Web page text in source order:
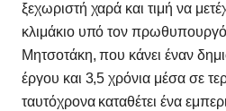
ξεχωριστή χαρά και τιμή να
κλιμάκιο υπό τον
Μητσοτάκη, που κάνει έναν
έργου και 3,5 χρόνια μέσα σε
ταυτόχρονα καταθέτει ένα